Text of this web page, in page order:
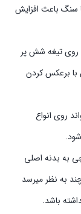
سنگ باعث افزایش
تیغه شش پر
برعکس کردن
روی انواع
به بدنه اصلی
به نظر میرسد
باشد.